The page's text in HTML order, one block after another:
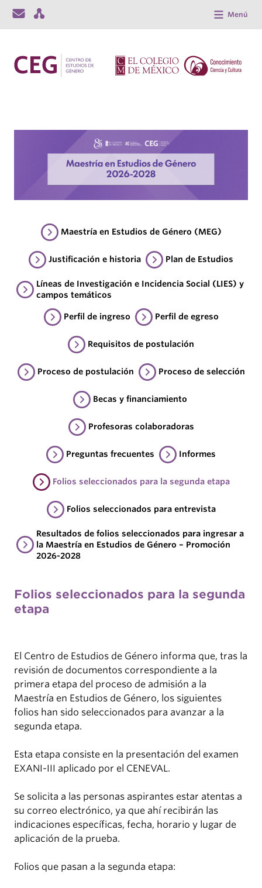
Menú
Maestría en Estudios de Género (MEG)
Justificación e historia Plan de Estudios
Líneas de Investigación e Incidencia Social (LIES) y
campos temáticos
Perfil de ingreso Perfil de egreso
Requisitos de postulación
Proceso de postulación Proceso de selección
Becas y financiamiento
Profesoras colaboradoras
Preguntas frecuentes Informes
Folios seleccionados para la segunda etapa
Folios seleccionados para entrevista
Resultados de folios seleccionados para ingresar a
la Maestría en Estudios de Género – Promoción
2026-2028
Folios seleccionados para la segunda
etapa
El Centro de Estudios de Género informa que, tras la
revisión de documentos correspondiente a la
primera etapa del proceso de admisión a la
Maestría en Estudios de Género, los siguientes
folios han sido seleccionados para avanzar a la
segunda etapa.
Esta etapa consiste en la presentación del examen
EXANI-III aplicado por el CENEVAL.
Se solicita a las personas aspirantes estar atentas a
su correo electrónico, ya que ahí recibirán las
indicaciones específicas, fecha, horario y lugar de
aplicación de la prueba.
Folios que pasan a la segunda etapa: